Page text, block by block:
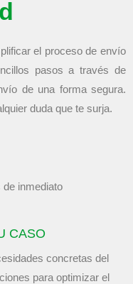
el proceso de envío
pasos a través de
de una forma segura.
duda que te surja.
inmediato
CASO
concretas del
para optimizar el